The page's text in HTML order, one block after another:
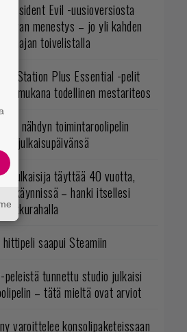
Resident Evil -uusioversiosta
menestys – jo yli kahden
toivelistalla
PlayStation Plus Essential -pelit
– mukana todellinen mestariteos
nähdyn toimintaroolipelin
sai julkaisupäivänsä
julkaisija täyttää 40 vuotta,
käynnissä – hanki itsellesi
pikkurahalla
saapui Steamiin
peleistä tunnettu studio julkaisi
– tätä mieltä ovat arviot
varoittelee konsolipaketeissaan